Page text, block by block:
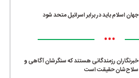
جهان اسلام باید در برابر اسرائیل متحد شود
•••
خبرنگاران رزمندگانی هستند که سنگرشان آگاهی و
سلاح‌شان حقیقت است